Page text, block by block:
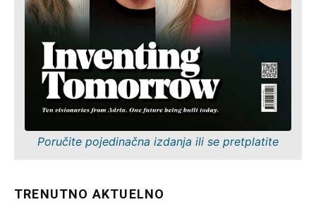
Poručite pojedinačna izdanja ili se pretplatite
TRENUTNO AKTUELNO